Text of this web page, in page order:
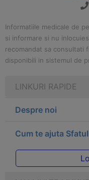
Informatiile medicale de
si informare si nu
recomandat sa consultati
disponibili in sistemul de
LINKURI RAPIDE
Despre noi
Cum te ajuta